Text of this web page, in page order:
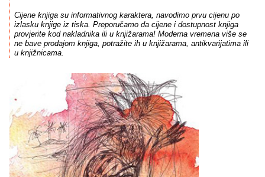
Cijene knjiga su informativnog karaktera, navodimo prvu cijenu po
izlasku knjige iz tiska. Preporučamo da cijene i dostupnost knjiga
provjerite kod nakladnika ili u knjižarama! Moderna vremena više se
ne bave prodajom knjiga, potražite ih u knjižarama, antikvarijatima ili
u knjižnicama.